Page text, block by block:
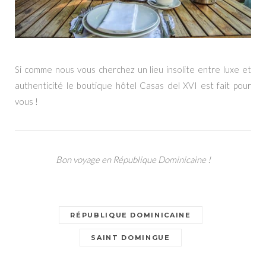
Si comme nous vous cherchez un lieu insolite entre luxe et
authenticité le boutique hôtel Casas del XVI est fait pour
vous !
Bon voyage en République Dominicaine !
RÉPUBLIQUE DOMINICAINE
SAINT DOMINGUE